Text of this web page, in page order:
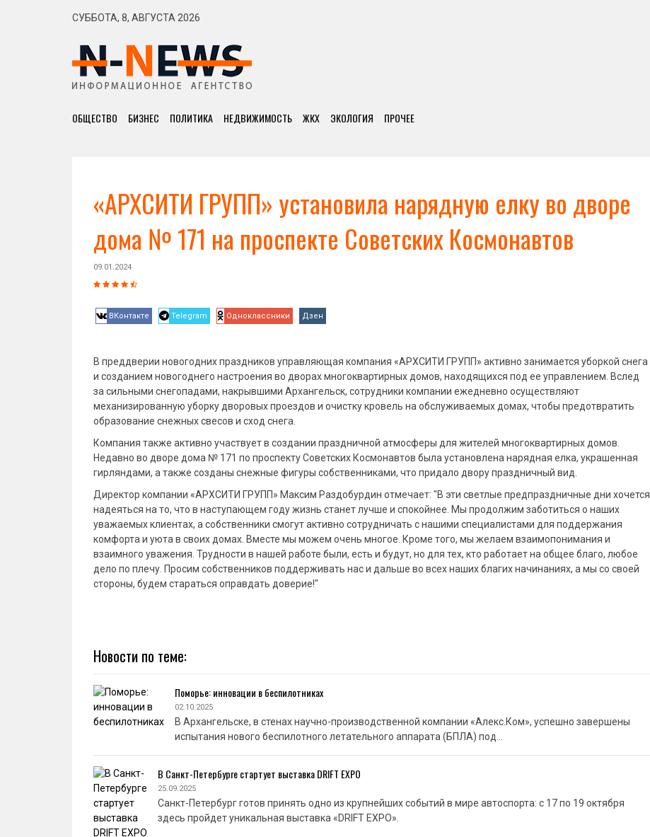
СУББОТА, 8, АВГУСТА 2026
ОБЩЕСТВО БИЗНЕС ПОЛИТИКА НЕДВИЖИМОСТЬ ЖКХ ЭКОЛОГИЯ ПРОЧЕЕ
«АРХСИТИ ГРУПП» установила нарядную елку во дворе
дома № 171 на проспекте Советских Космонавтов
09.01.2024
ВКонтакте Telegram Одноклассники Дзен
В преддверии новогодних праздников управляющая компания «АРХСИТИ ГРУПП» активно занимается уборкой снега
и созданием новогоднего настроения во дворах многоквартирных домов, находящихся под ее управлением. Вслед
за сильными снегопадами, накрывшими Архангельск, сотрудники компании ежедневно осуществляют
механизированную уборку дворовых проездов и очистку кровель на обслуживаемых домах, чтобы предотвратить
образование снежных свесов и сход снега.
Компания также активно участвует в создании праздничной атмосферы для жителей многоквартирных домов.
Недавно во дворе дома № 171 по проспекту Советских Космонавтов была установлена нарядная елка, украшенная
гирляндами, а также созданы снежные фигуры собственниками, что придало двору праздничный вид.
Директор компании «АРХСИТИ ГРУПП» Максим Раздобурдин отмечает: "В эти светлые предпраздничные дни хочется
надеяться на то, что в наступающем году жизнь станет лучше и спокойнее. Мы продолжим заботиться о наших
уважаемых клиентах, а собственники смогут активно сотрудничать с нашими специалистами для поддержания
комфорта и уюта в своих домах. Вместе мы можем очень многое. Кроме того, мы желаем взаимопонимания и
взаимного уважения. Трудности в нашей работе были, есть и будут, но для тех, кто работает на общее благо, любое
дело по плечу. Просим собственников поддерживать нас и дальше во всех наших благих начинаниях, а мы со своей
стороны, будем стараться оправдать доверие!"
Новости по теме:
Поморье: инновации в беспилотниках
02.10.2025
В Архангельске, в стенах научно-производственной компании «Алекс.Ком», успешно завершены
испытания нового беспилотного летательного аппарата (БПЛА) под…
В Санкт-Петербурге стартует выставка DRIFT EXPO
25.09.2025
Санкт-Петербург готов принять одно из крупнейших событий в мире автоспорта: с 17 по 19 октября
здесь пройдет уникальная выставка «DRIFT EXPO».